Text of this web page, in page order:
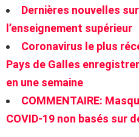
Dernières nouvelles
l’enseignement supérieur
Coronavirus le plus
Pays de Galles
en une semaine
COMMENTAIRE:
COVID-19 non basés sur